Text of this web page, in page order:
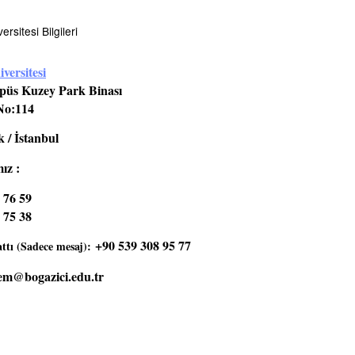
Bilgileri
Kuzey Park Binası
/ İstanbul
:
59
38
(Sadece mesaj): +90 539 308 95 77